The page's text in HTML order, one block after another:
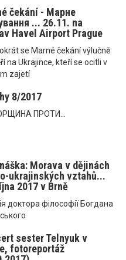
čekání - Марне
... 26.11. na
Havel Airport Prague
se Marné čekání výlučně
na Ukrajince, kteří se ocitli v
zajetí
8/2017
ПРОТИ...
Morava v dějinách
ukrajinských vztahů...
2017 v Brně
доктора філософії Богдана
sester Telnyuk v
fotoreportáž